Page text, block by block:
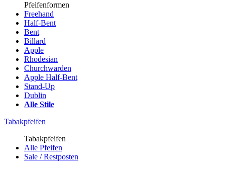
Pfeifenformen
Freehand
Half-Bent
Bent
Billard
Apple
Rhodesian
Churchwarden
Apple Half-Bent
Stand-Up
Dublin
Alle Stile
Tabakpfeifen
Tabakpfeifen
Alle Pfeifen
Sale / Restposten